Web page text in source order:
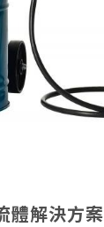
體解決方案